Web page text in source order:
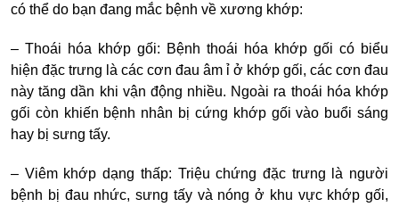
có thể do bạn đang mắc bệnh về xương khớp:
– Thoái hóa khớp gối: Bệnh thoái hóa khớp gối có biểu
hiện đặc trưng là các cơn đau âm ỉ ở khớp gối, các cơn đau
này tăng dần khi vận động nhiều. Ngoài ra thoái hóa khớp
gối còn khiến bệnh nhân bị cứng khớp gối vào buổi sáng
hay bị sưng tấy.
– Viêm khớp dạng thấp: Triệu chứng đặc trưng là người
bệnh bị đau nhức, sưng tấy và nóng ở khu vực khớp gối,